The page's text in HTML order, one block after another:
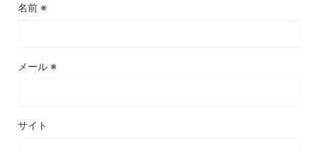
名前 ※
メール ※
サイト